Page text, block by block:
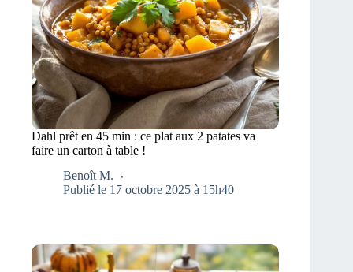
Dahl prêt en 45 min : ce plat aux 2 patates va
faire un carton à table !
Benoît M.
Publié le 17 octobre 2025 à 15h40